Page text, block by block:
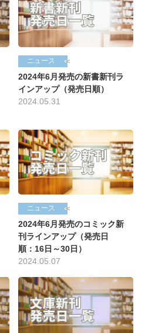
ニュース
2024年6月発売の新書新刊ラ
インアップ（発売日順）
2024.05.31
ニュース
2024年6月発売のコミック新
刊ラインアップ（発売日
順：16日～30日）
2024.05.07